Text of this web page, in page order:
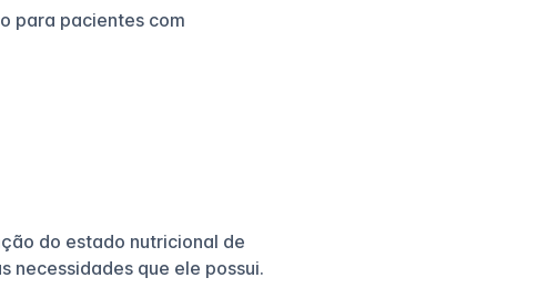
para pacientes com
do estado nutricional de
necessidades que ele possui.